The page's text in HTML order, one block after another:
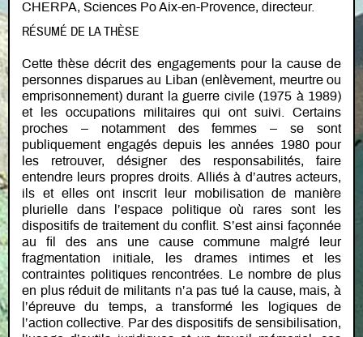
CHERPA, Sciences Po Aix-en-Provence, directeur.
RÉSUMÉ DE LA THÈSE
Cette thèse décrit des engagements pour la cause de
personnes disparues au Liban (enlèvement, meurtre ou
emprisonnement) durant la guerre civile (1975 à 1989)
et les occupations militaires qui ont suivi. Certains
proches – notamment des femmes – se sont
publiquement engagés depuis les années 1980 pour
les retrouver, désigner des responsabilités, faire
entendre leurs propres droits. Alliés à d’autres acteurs,
ils et elles ont inscrit leur mobilisation de manière
plurielle dans l’espace politique où rares sont les
dispositifs de traitement du conflit. S’est ainsi façonnée
au fil des ans une cause commune malgré leur
fragmentation initiale, les drames intimes et les
contraintes politiques rencontrées. Le nombre de plus
en plus réduit de militants n’a pas tué la cause, mais, à
l’épreuve du temps, a transformé les logiques de
l’action collective. Par des dispositifs de sensibilisation,